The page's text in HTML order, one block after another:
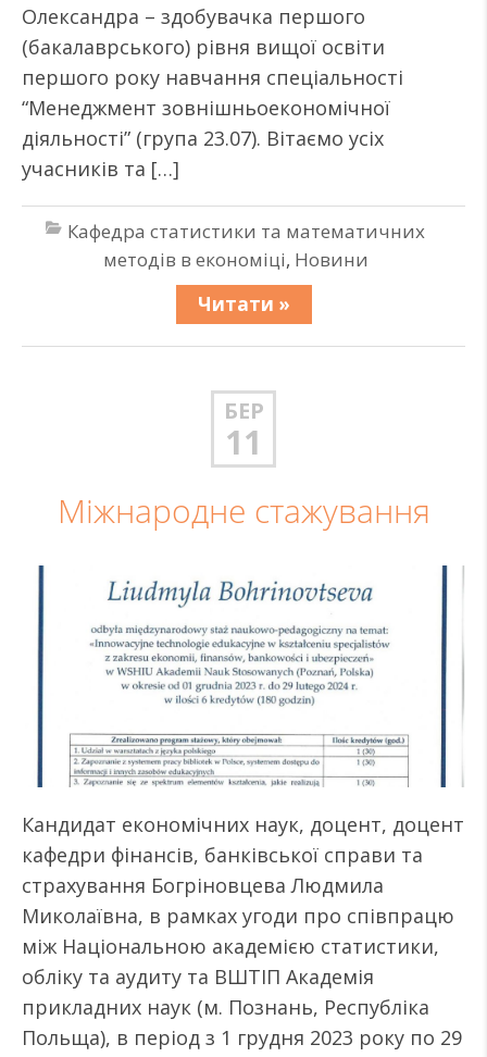
Олександра – здобувачка першого
(бакалаврського) рівня вищої освіти
першого року навчання спеціальності
“Менеджмент зовнішньоекономічної
діяльності” (група 23.07). Вітаємо усіх
учасників та […]
Кафедра статистики та математичних
методів в економіці, Новини
Читати »
БЕР
11
Міжнародне стажування
Кандидат економічних наук, доцент, доцент
кафедри фінансів, банківської справи та
страхування Богріновцева Людмила
Миколаївна, в рамках угоди про співпрацю
між Національною академією статистики,
обліку та аудиту та ВШТІП Академія
прикладних наук (м. Познань, Республіка
Польща), в період з 1 грудня 2023 року по 29